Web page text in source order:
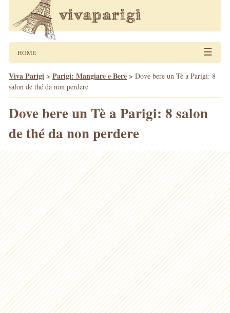
HOME ☰
Viva Parigi > Parigi: Mangiare e Bere > Dove bere un Tè a Parigi: 8
salon de thé da non perdere
Dove bere un Tè a Parigi: 8 salon
de thé da non perdere